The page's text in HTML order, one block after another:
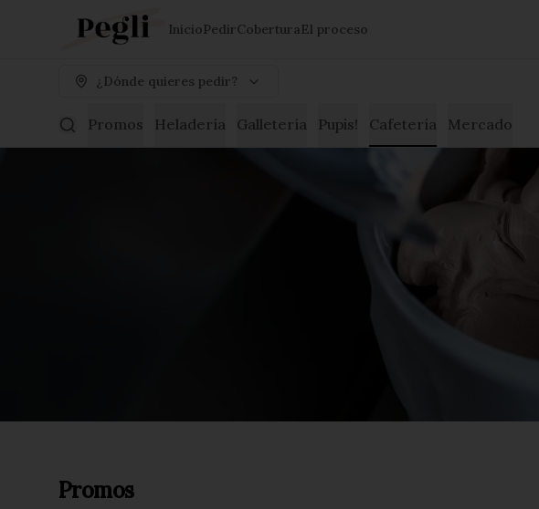
InicioPedirCoberturaEl proceso
¿Dónde quieres pedir?
Promos Heladería Galletería Pupis! Cafetería Mercado
Promos